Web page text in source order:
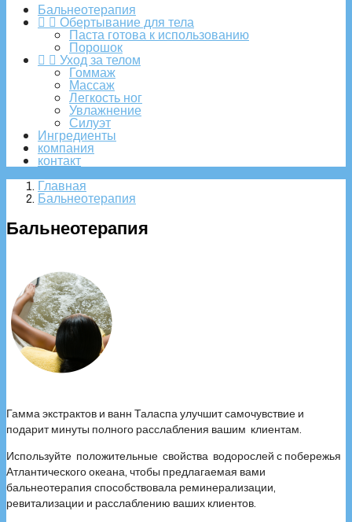
Бальнеотерапия
  Обертывание для тела
Паста готова к использованию
Порошок
  Уход за телом
Гоммаж
Массаж
Легкость ног
Увлажнение
Силуэт
Ингредиенты
компания
контакт
Главная
Бальнеотерапия
Бальнеотерапия
Гамма экстрактов и ванн Таласпа улучшит самочувствие и
подарит минуты полного расслабления вашим клиентам.
Используйте положительные свойства водорослей с побережья
Атлантического океана, чтобы предлагаемая вами
бальнеотерапия способствовала реминерализации,
ревитализации и расслаблению ваших клиентов.